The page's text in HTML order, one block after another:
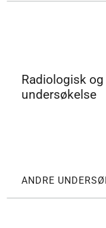
Radiologisk
undersøkelse
ANDRE